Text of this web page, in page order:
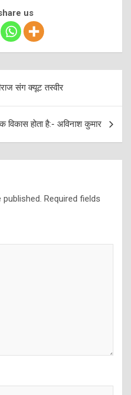
us
संग क्यूट तस्वीर
होता है:- अविनाश कुमार
Required fields